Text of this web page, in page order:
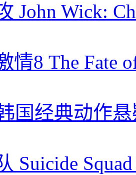
John Wick:
情8 The Fate
国经典动作
Suicide